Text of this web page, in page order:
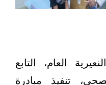
العام، التابع
تنفيذ مبادرة